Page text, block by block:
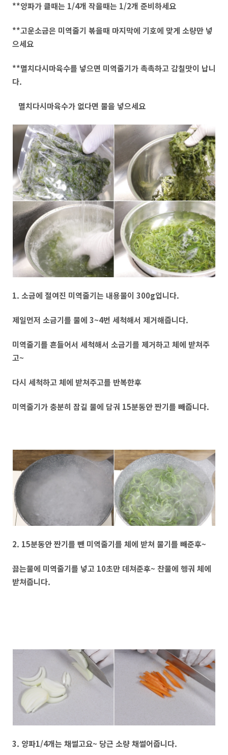
**양파가 클때는 1/4개 작을때는 1/2개 준비하세요
**고운소금은 미역줄기 볶을때 마지막에 기호에 맞게 소량만 넣
으세요
**멸치다시마육수를 넣으면 미역줄기가 촉촉하고 감칠맛이 납니
다.
멸치다시마육수가 없다면 물을 넣으세요
1. 소금에 절여진 미역줄기는 내용물이 300g입니다.
제일먼저 소금기를 물에 3~4번 세척해서 제거해줍니다.
미역줄기를 흔들어서 세척해서 소금기를 제거하고 체에 받쳐주
고~
다시 세척하고 체에 받쳐주고를 반복한후
미역줄기가 충분히 잠길 물에 담궈 15분동안 짠기를 빼줍니다.
2. 15분동안 짠기를 뺀 미역줄기를 체에 받쳐 물기를 빼준후~
끓는물에 미역줄기를 넣고 10초만 데쳐준후~ 찬물에 헹궈 체에
받쳐줍니다.
3. 양파1/4개는 채썰고요~ 당근 소량 채썰어줍니다.